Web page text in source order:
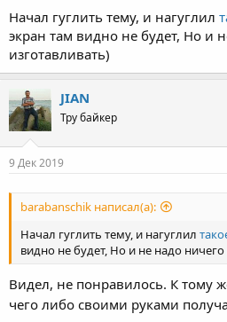
Начал гуглить тему, и нагуглил
экран там видно не будет, Но и
изготавливать)
JIAN
Тру байкер
9 Дек 2019
barabanschik написал(а):
Начал гуглить тему, и нагуглил
видно не будет, Но и не надо ничего
Видел, не понравилось. К тому
чего либо своими руками